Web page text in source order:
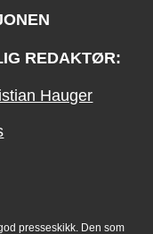
REDAKTØR:
Hauger
presseskikk. Den som